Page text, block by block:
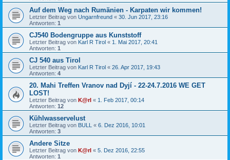
Auf dem Weg nach Rumänien - Karpaten wir kommen!
Letzter Beitrag von Ungarnfreund « 30. Jun 2017, 23:16
Antworten: 1
CJ540 Bodengruppe aus Kunststoff
Letzter Beitrag von Karl R Tirol « 1. Mai 2017, 20:41
Antworten: 1
CJ 540 aus Tirol
Letzter Beitrag von Karl R Tirol « 26. Apr 2017, 19:43
Antworten: 4
20. Mahi Treffen Vranov nad Dyjí - 22-24.7.2016 WE GET
LOST!
Letzter Beitrag von K@rl « 1. Feb 2017, 00:14
Antworten: 12
Kühlwasservelust
Letzter Beitrag von BULL « 6. Dez 2016, 10:01
Antworten: 3
Andere Sitze
Letzter Beitrag von K@rl « 5. Dez 2016, 22:55
Antworten: 1